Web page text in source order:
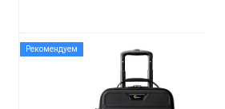
Рекомендуем